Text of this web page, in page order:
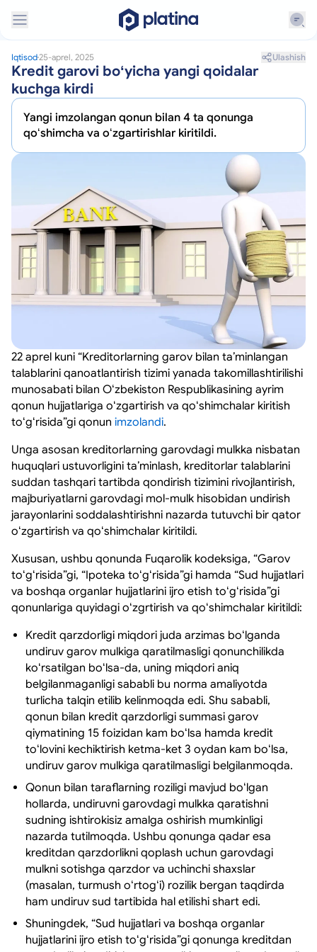
Iqtisod25-aprel, 2025 Ulashish
Kredit garovi boʻyicha yangi qoidalar
kuchga kirdi
Yangi imzolangan qonun bilan 4 ta qonunga
qoʻshimcha va oʻzgartirishlar kiritildi.
22 aprel kuni “Kreditorlarning garov bilan taʼminlangan
talablarini qanoatlantirish tizimi yanada takomillashtirilishi
munosabati bilan Oʻzbekiston Respublikasining ayrim
qonun hujjatlariga oʻzgartirish va qoʻshimchalar kiritish
toʻgʻrisida”gi qonun imzolandi.
Unga asosan kreditorlarning garovdagi mulkka nisbatan
huquqlari ustuvorligini taʼminlash, kreditorlar talablarini
suddan tashqari tartibda qondirish tizimini rivojlantirish,
majburiyatlarni garovdagi mol-mulk hisobidan undirish
jarayonlarini soddalashtirishni nazarda tutuvchi bir qator
oʻzgartirish va qoʻshimchalar kiritildi.
Xususan, ushbu qonunda Fuqarolik kodeksiga, “Garov
toʻgʻrisida”gi, “Ipoteka toʻgʻrisida”gi hamda “Sud hujjatlari
va boshqa organlar hujjatlarini ijro etish toʻgʻrisida”gi
qonunlariga quyidagi oʻzgrtirish va qoʻshimchalar kiritildi:
Kredit qarzdorligi miqdori juda arzimas boʻlganda
undiruv garov mulkiga qaratilmasligi qonunchilikda
koʻrsatilgan boʻlsa-da, uning miqdori aniq
belgilanmaganligi sababli bu norma amaliyotda
turlicha talqin etilib kelinmoqda edi. Shu sababli,
qonun bilan kredit qarzdorligi summasi garov
qiymatining 15 foizidan kam boʻlsa hamda kredit
toʻlovini kechiktirish ketma-ket 3 oydan kam boʻlsa,
undiruv garov mulkiga qaratilmasligi belgilanmoqda.
Qonun bilan taraflarning roziligi mavjud boʻlgan
hollarda, undiruvni garovdagi mulkka qaratishni
sudning ishtirokisiz amalga oshirish mumkinligi
nazarda tutilmoqda. Ushbu qonunga qadar esa
kreditdan qarzdorlikni qoplash uchun garovdagi
mulkni sotishga qarzdor va uchinchi shaxslar
(masalan, turmush oʻrtogʻi) rozilik bergan taqdirda
ham undiruv sud tartibida hal etilishi shart edi.
Shuningdek, “Sud hujjatlari va boshqa organlar
hujjatlarini ijro etish toʻgʻrisida”gi qonunga kreditdan